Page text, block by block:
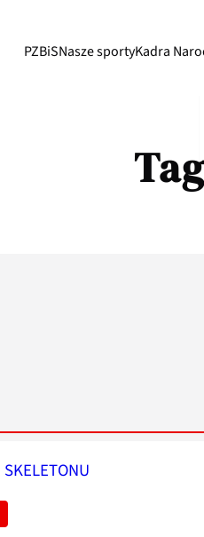
PZBiSNasze sportyKadra